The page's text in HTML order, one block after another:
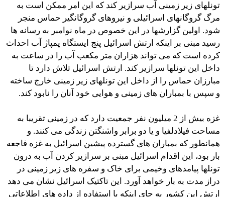
تونلهای زیر زمینی آب سرازیر کند که این امر ممکن است به
مرگ گروگانهای اسرائیلی و نیروهای گروگانگیر حماس منجر
شود. اولین گزارشها در این خصوص در ماه نوامبر به رسانه ها
رسید مبنی بر اینکه ارتش اسرائیل پنج ایستگاه پمپاژ آب احداث
کرده است که می تواند هزاران متر مکعب آب را در ساعت به
داخل این تونلها سرازیر کند. ارتش اسرائیل تلاش دارد تا
مبارزان حماس را از داخل این تونلهای زیر زمینی خارج ساخته
و سپس با بمباران های زمینی و هوایی خود آنان را نابود کند.
غزه بیش از 2 میلیون نفر جمعیت دارد که در زمینی تقریبا به
مساحت فیلادلفیا و یا دو برابر واشنگتن زندگی می کنند. و
همانطور که بمباران های گسترده پیشین اسرائیل به غزه فاجعه
بار بود، این اقدام اسرائیل مبنی بر سرازیر کردن آب به درون
تونلها پیامدهای وخیمی برای خاک و سفره های زیر زمینی در
دراز مدت به بار خواهد آورد. این تاکتیک اسرائیل نشان می دهد
ارتش این کشور به جای اینکه با استفاده از داده های اطلاعاتی